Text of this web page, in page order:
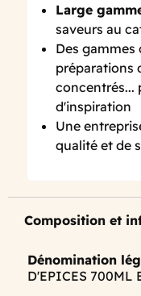
Large
saveurs au
Des gammes
préparations
concentrés...
d'inspiration
Une
qualité et de
Composition et
Dénomination
D'EPICES 700ML